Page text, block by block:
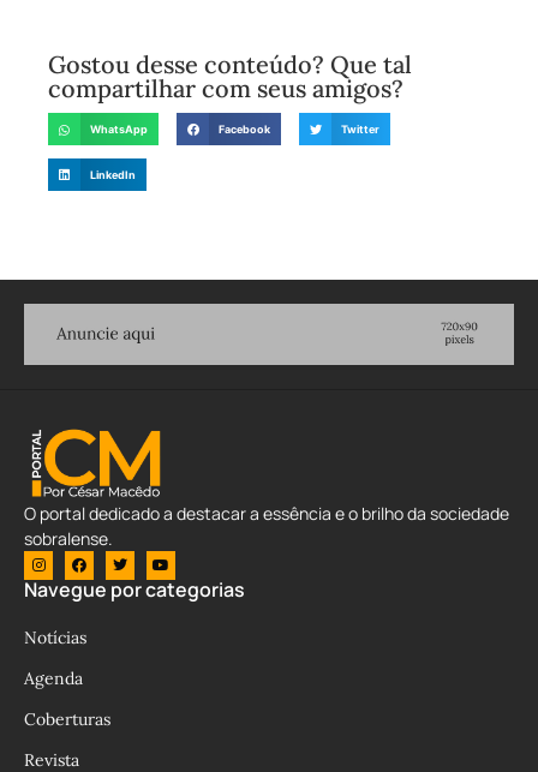
Gostou desse conteúdo? Que tal
compartilhar com seus amigos?
WhatsApp Facebook Twitter
LinkedIn
O portal dedicado a destacar a essência e o brilho da sociedade
sobralense.
Navegue por categorias
Notícias
Agenda
Coberturas
Revista